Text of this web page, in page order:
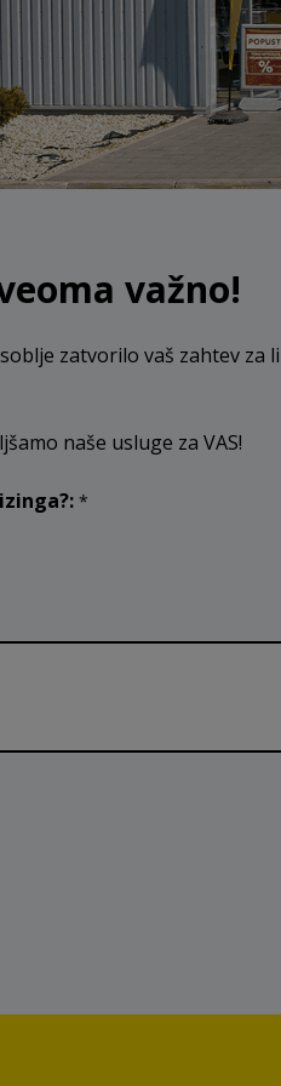
važno!
zatvorilo vaš zahtev za
naše usluge za VAS!
*